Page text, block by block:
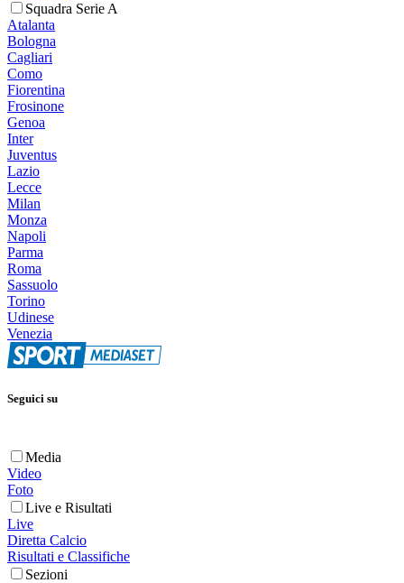
Squadra Serie A
Atalanta
Bologna
Cagliari
Como
Fiorentina
Frosinone
Genoa
Inter
Juventus
Lazio
Lecce
Milan
Monza
Napoli
Parma
Roma
Sassuolo
Torino
Udinese
Venezia
Seguici su
Media
Video
Foto
Live e Risultati
Live
Diretta Calcio
Risultati e Classifiche
Sezioni